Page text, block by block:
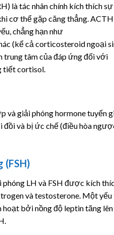
là tác nhân chính kích thích sự
cơ thể gặp căng thẳng. ACTH
chẳng hạn như
(kể cả corticosteroid ngoại
trung tâm của đáp ứng đối với
tiếtcortisol
và giải phóng hormone tuyến
và bị ức chế (điều hòa
(FSH)
phóng LH và FSH được kích
vàtestosterone. Một yếu
bởi nồng độ leptin tăng